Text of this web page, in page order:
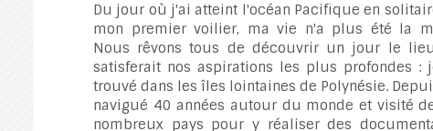
Du jour où j'ai atteint l'océan Pacifique en
mon premier voilier, ma vie n'a plus été la
Nous rêvons tous de découvrir un jour le
satisferait nos aspirations les plus profondes :
trouvé dans les îles lointaines de Polynésie.
navigué 40 années autour du monde et visité
nombreux pays pour y réaliser des